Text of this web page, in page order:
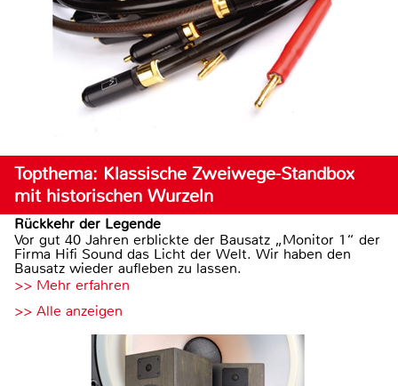
Topthema: Klassische Zweiwege-Standbox
mit historischen Wurzeln
Rückkehr der Legende
Vor gut 40 Jahren erblickte der Bausatz „Monitor 1“ der
Firma Hifi Sound das Licht der Welt. Wir haben den
Bausatz wieder aufleben zu lassen.
>> Mehr erfahren
>> Alle anzeigen